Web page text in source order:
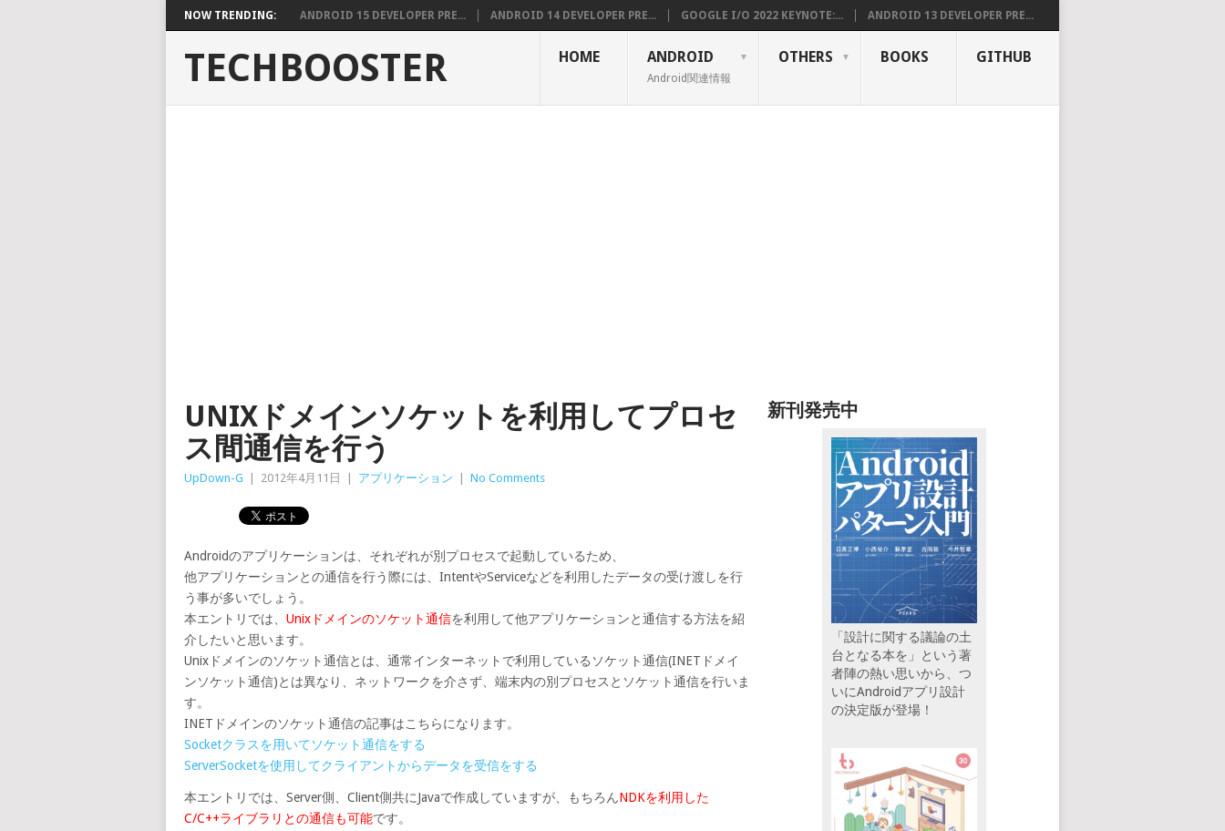
NOW TRENDING: ANDROID 15 DEVELOPER PRE... ANDROID 14 DEVELOPER PRE... GOOGLE I/O 2022 KEYNOTE:... ANDROID 13 DEVELOPER PRE...
TECHBOOSTER HOME ANDROID
Android関連情報
OTHERS BOOKS GITHUB
UNIXドメインソケットを利用してプロセ
ス間通信を行う
UpDown-G 2012年4月11日 アプリケーション No Comments
Androidのアプリケーションは、それぞれが別プロセスで起動しているため、
他アプリケーションとの通信を行う際には、IntentやServiceなどを利用したデータの受け渡しを行
う事が多いでしょう。
本エントリでは、 Unixドメインのソケット通信を利用して他アプリケーションと通信する方法を紹
介したいと思います。
Unixドメインのソケット通信とは、通常インターネットで利用しているソケット通信(INETドメイ
ンソケット通信)とは異なり、ネットワークを介さず、端末内の別プロセスとソケット通信を行いま
す。
INETドメインのソケット通信の記事はこちらになります。
Socketクラスを用いてソケット通信をする
ServerSocketを使用してクライアントからデータを受信をする
本エントリでは、Server側、Client側共にJavaで作成していますが、もちろんNDKを利用した
C/C++ライブラリとの通信も可能です。
新刊発売中
「設計に関する議論の土
台となる本を」という著
者陣の熱い思いから、つ
いにAndroidアプリ設計
の決定版が登場！